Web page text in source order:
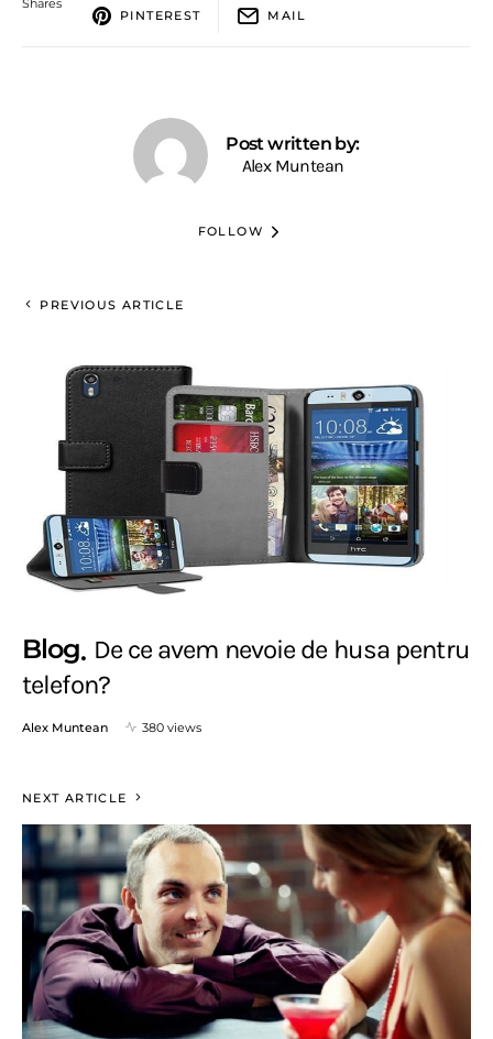
Shares
PINTEREST MAIL
Post written by:
Alex Muntean
FOLLOW
PREVIOUS ARTICLE
Blog De ce avem nevoie de husa pentru
telefon?
Alex Muntean 380 views
NEXT ARTICLE